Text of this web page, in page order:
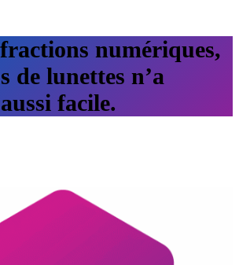
numériques,
de lunettes n’a
facile.